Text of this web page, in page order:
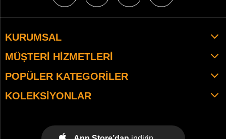
KURUMSAL
MÜŞTERI HIZMETLERI
POPÜLER KATEGORILER
KOLEKSIYONLAR